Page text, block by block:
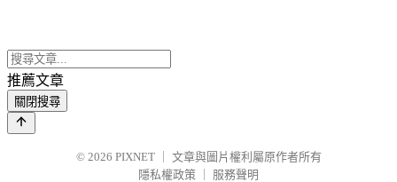
推薦文章
關閉搜尋
© 2026 PIXNET
文章與圖片權利屬原作者所有
隱私權政策
服務聲明